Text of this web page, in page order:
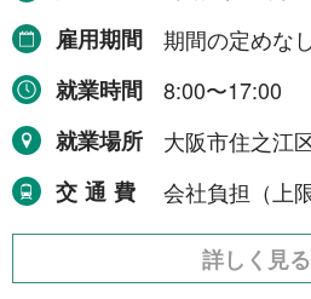
NEWS
事業者一覧
利用規約
プライバシーポリシー
雇用期間
期間の定めなし
就業時間
8:00〜17:00
就業場所
大阪市住之江
交通費
会社負担（上
詳しく見る